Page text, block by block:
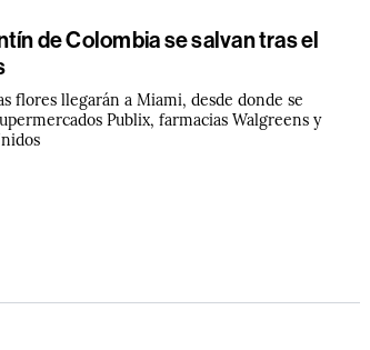
de Colombia se salvan tras el
flores llegarán a Miami, desde donde se
Publix, farmacias Walgreens y